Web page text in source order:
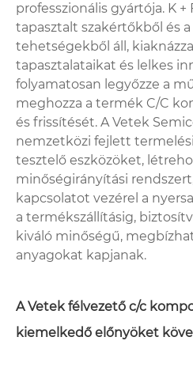
professzionális gyártója. K
tapasztalt szakértőkből és
tehetségekből áll,
tapasztalataikat és lelkes
folyamatosan legyőzze a
meghozza a termék C/C
és frissítését. A Vetek
nemzetközi fejlett
tesztelő eszközöket,
minőségirányítási
kapcsolatot vezérel a
a termékszállításig,
kiváló minőségű,
anyagokat kapjanak.
A Vetek félvezető c/c
kiemelkedő előnyöket